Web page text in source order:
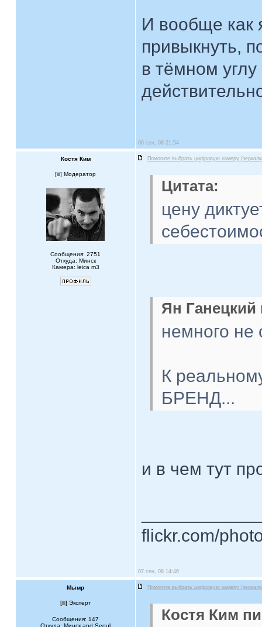
И вообще как
привыкнуть,
в тёмном
06 сен, 08 21:54
Костя Ким Помогите выбрать цифровую камеру
[ ] Модератор
Сообщения: 2751
Откуда: Минск
Камера: leica m3
Цитата:
цену
Ян Ганецкий
немного не
К
БРЕНД...
и в чем тут
flickr.com/
07 сен, 08 14:46
Мымр Помогите выбрать цифровую камеру
[ ] Эксперт
Сообщения: 147
Откуда: Минск and Seoul
Костя Ким